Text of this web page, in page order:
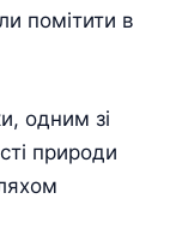
помітити в
одним зі
природи